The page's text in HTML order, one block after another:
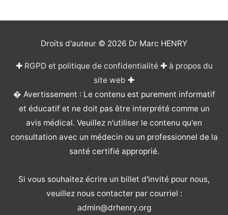
Droits d'auteur © 2026 Dr Marc HENRY
✚ RGPD et politique de confidentialité✚ à propos du
site web ✚
� Avertissement : Le contenu est purement informatif
et éducatif et ne doit pas être interprété comme un
avis médical. Veuillez n'utiliser le contenu qu'en
consultation avec un médecin ou un professionnel de la
santé certifié approprié.
Si vous souhaitez écrire un billet d'invité pour nous,
veuillez nous contacter par courriel :
admin@drhenry.org